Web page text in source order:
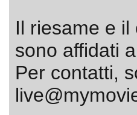
Il riesame e
sono affidati
Per contatti,